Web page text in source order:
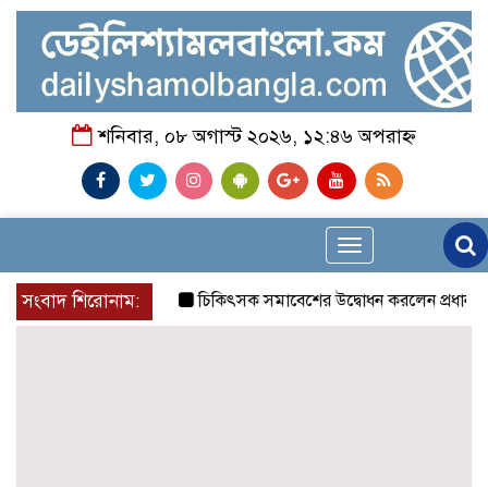
শনিবার, ০৮ অগাস্ট ২০২৬, ১২:৪৬ অপরাহ্ন
Toggle
navigation
সংবাদ শিরোনাম:
চিকিৎসক সমাবেশের উদ্বোধন করলেন প্রধানমন্ত্রী